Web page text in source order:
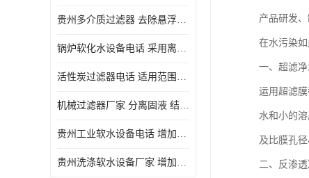
贵州多介质过滤器 去除悬浮物 防止水垢和堵塞
锅炉软化水设备电话 采用离子交换技术 减少维修和更换的成本
活性炭过滤器电话 适用范围广 防止水垢和堵塞
机械过滤器厂家 分离固液 结构简单
贵州工业软水设备电话 增加清洁效果 使水更加清澈 干净
贵州洗涤软水设备厂家 增加清洁效果 减少维修和更换的成本
产品研发
在水污染
一、超滤
运用超滤
水和小的
及比膜孔
二、反渗